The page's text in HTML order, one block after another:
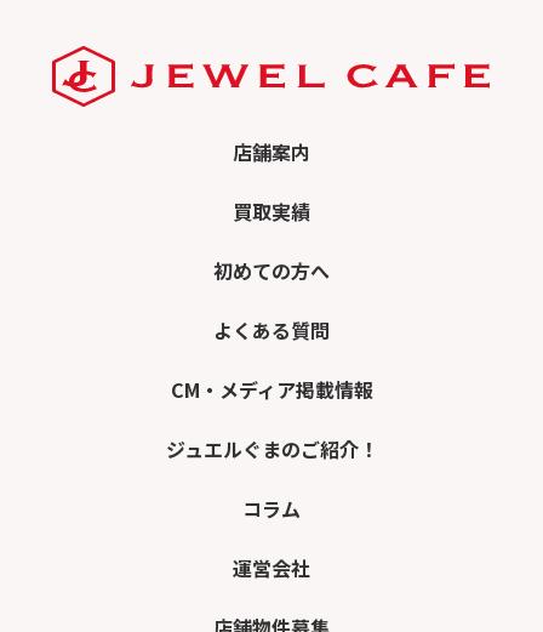
店舗案内
買取実績
初めての方へ
よくある質問
CM・メディア掲載情報
ジュエルぐまのご紹介！
コラム
運営会社